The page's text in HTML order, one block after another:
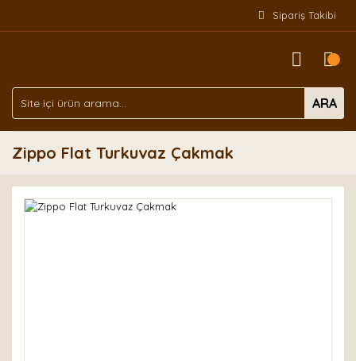
Sipariş Takibi
ARA
Zippo Flat Turkuvaz Çakmak